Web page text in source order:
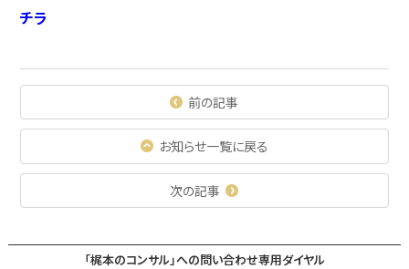
チラ
前の記事
お知らせ一覧に戻る
次の記事
「梶本のコンサル」への問い合わせ専用ダイヤル